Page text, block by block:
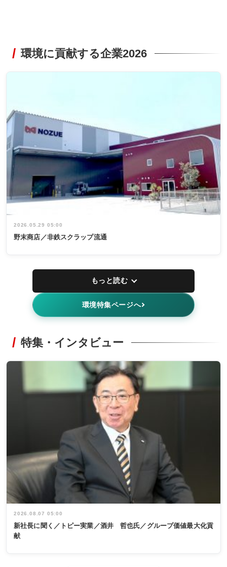
環境に貢献する企業2026
2026.05.29 05:00
野末商店／非鉄スクラップ流通
もっと読む
環境特集ページへ
特集・インタビュー
2026.08.07 05:00
新社長に聞く／トピー実業／酒井 哲也氏／グループ価値最大化貢
献